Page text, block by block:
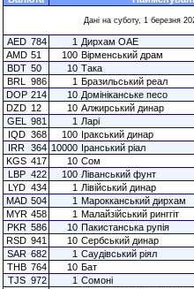
Дані на суботу, 1 березня
AED 784 1 Дирхам ОАЕ
AMD 51 100 Вірменський драм
BDT 50 10 Така
BRL
986 1 Бразильський реал
DOP 214 10 Домініканське песо
DZD 12 10 Алжирський динар
GEL
981 1 Ларі
IQD 368 100 Іракський динар
IRR 364 10000 Іранський ріал
KGS 417 10 Сом
LBP 422 100 Ліванський фунт
LYD 434 1 Лівійський динар
MAD 504 1 Марокканський дирхам
MYR 458 1 Малайзійський ринггіт
PKR 586 10 Пакистанська рупія
RSD 941 10 Сербський динар
SAR 682 1 Саудівський ріял
THB 764 10 Бат
TJS 972 1 Сомоні